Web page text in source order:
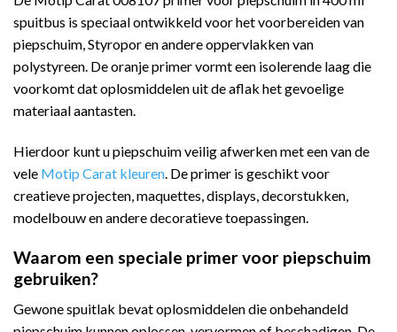
spuitbus is speciaal ontwikkeld voor het voorbereiden van
piepschuim, Styropor en andere oppervlakken van
polystyreen. De oranje primer vormt een isolerende laag die
voorkomt dat oplosmiddelen uit de aflak het gevoelige
materiaal aantasten.
Hierdoor kunt u piepschuim veilig afwerken met een van de
vele Motip Carat kleuren. De primer is geschikt voor
creatieve projecten, maquettes, displays, decorstukken,
modelbouw en andere decoratieve toepassingen.
Waarom een speciale primer voor piepschuim
gebruiken?
Gewone spuitlak bevat oplosmiddelen die onbehandeld